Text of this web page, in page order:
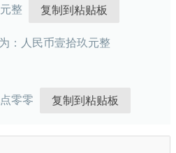
整
： 人民币壹拾玖元整
零零